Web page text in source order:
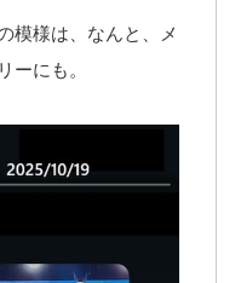
模様は、なんと、メ
ーにも。